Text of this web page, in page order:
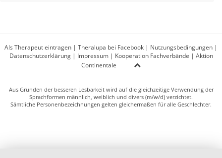
Als Therapeut eintragen | Theralupa bei Facebook | Nutzungsbedingungen |
Datenschutzerklärung| Impressum| Kooperation Fachverbände | Aktion
Continentale
Aus Gründen der besseren Lesbarkeit wird auf die gleichzeitige Verwendung der
Sprachformen männlich, weiblich und divers (m/w/d) verzichtet.
Sämtliche Personenbezeichnungen gelten gleichermaßen für alle Geschlechter.